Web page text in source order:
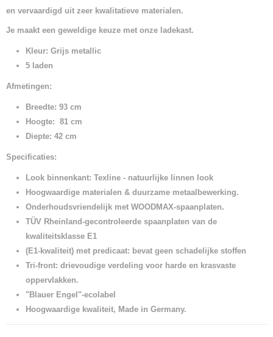
en vervaardigd uit zeer kwalitatieve materialen.
Je maakt een geweldige keuze met onze ladekast.
Kleur: Grijs metallic
5 laden
Afmetingen:
Breedte: 93 cm
Hoogte: 81 cm
Diepte: 42 cm
Specificaties:
Look binnenkant: Texline - natuurlijke linnen look
Hoogwaardige materialen & duurzame metaalbewerking.
Onderhoudsvriendelijk met WOODMAX-spaanplaten.
TÜV Rheinland-gecontroleerde spaanplaten van de
kwaliteitsklasse E1
(E1-kwaliteit) met predicaat: bevat geen schadelijke stoffen
Tri-front: drievoudige verdeling voor harde en krasvaste
oppervlakken.
"Blauer Engel"-ecolabel
Hoogwaardige kwaliteit, Made in Germany.